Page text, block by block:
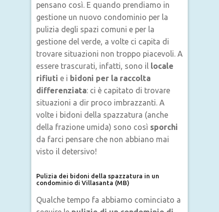
pensano così. E quando prendiamo in
gestione un nuovo condominio per la
pulizia degli spazi comuni e per la
gestione del verde, a volte ci capita di
trovare situazioni non troppo piacevoli. A
essere trascurati, infatti, sono il locale
rifiuti e i bidoni per la raccolta
differenziata: ci è capitato di trovare
situazioni a dir proco imbrazzanti. A
volte i bidoni della spazzatura (anche
della frazione umida) sono così sporchi
da farci pensare che non abbiano mai
visto il detersivo!
Pulizia dei bidoni della spazzatura in un
condominio di Villasanta (MB)
Qualche tempo fa abbiamo cominciato a